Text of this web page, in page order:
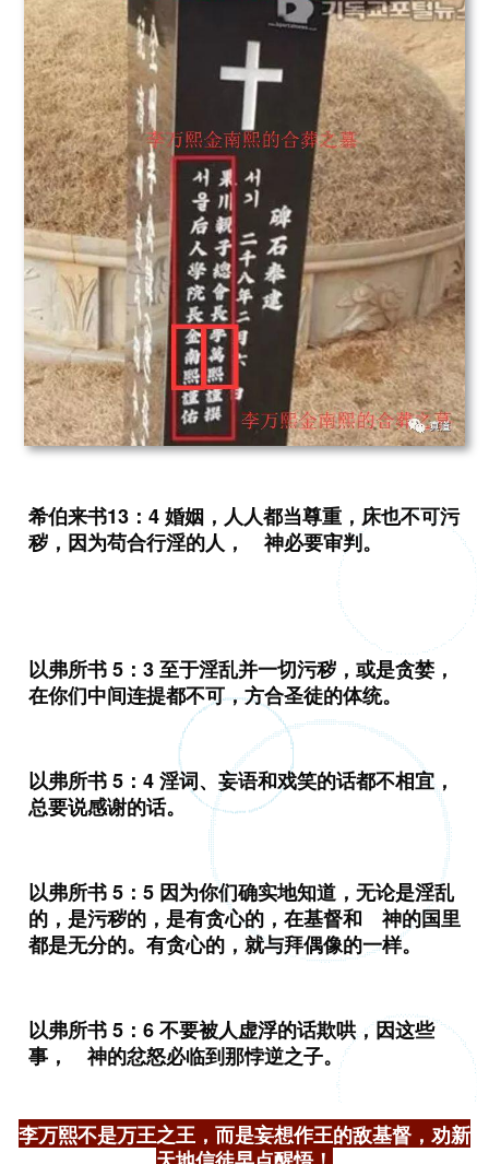
希伯来书13：4 婚姻，人人都当尊重，床也不可污
秽，因为苟合行淫的人， 神必要审判。
以弗所书 5：3 至于淫乱并一切污秽，或是贪婪，
在你们中间连提都不可，方合圣徒的体统。
以弗所书 5：4 淫词、妄语和戏笑的话都不相宜，
总要说感谢的话。
以弗所书 5：5 因为你们确实地知道，无论是淫乱
的，是污秽的，是有贪心的，在基督和 神的国里
都是无分的。有贪心的，就与拜偶像的一样。
以弗所书 5：6 不要被人虚浮的话欺哄，因这些
事， 神的忿怒必临到那悖逆之子。
李万熙不是万王之王，而是妄想作王的敌基督，劝新